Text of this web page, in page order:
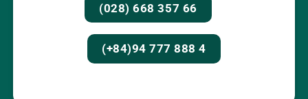
(028) 668 357 66
(+84)94 777 888 4